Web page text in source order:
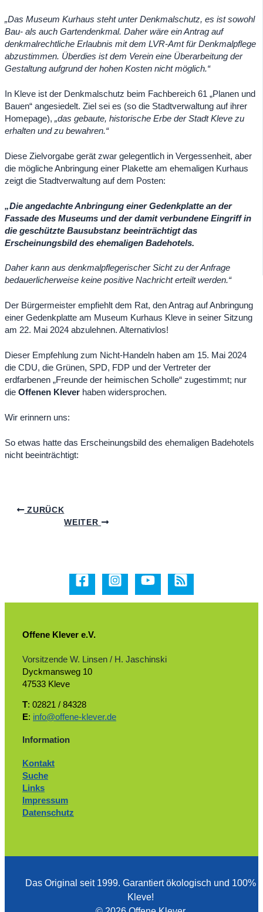
„Das Museum Kurhaus steht unter Denkmalschutz, es ist sowohl
Bau- als auch Gartendenkmal. Daher wäre ein Antrag auf
denkmalrechtliche Erlaubnis mit dem LVR-Amt für Denkmalpflege
abzustimmen. Überdies ist dem Verein eine Überarbeitung der
Gestaltung aufgrund der hohen Kosten nicht möglich.“
In Kleve ist der Denkmalschutz beim Fachbereich 61 „Planen und
Bauen“ angesiedelt. Ziel sei es (so die Stadtverwaltung auf ihrer
Homepage), „das gebaute, historische Erbe der Stadt Kleve zu
erhalten und zu bewahren.“
Diese Zielvorgabe gerät zwar gelegentlich in Vergessenheit, aber
die mögliche Anbringung einer Plakette am ehemaligen Kurhaus
zeigt die Stadtverwaltung auf dem Posten:
„Die angedachte Anbringung einer Gedenkplatte an der
Fassade des Museums und der damit verbundene Eingriff in
die geschützte Bausubstanz beeinträchtigt das
Erscheinungsbild des ehemaligen Badehotels.
Daher kann aus denkmalpflegerischer Sicht zu der Anfrage
bedauerlicherweise keine positive Nachricht erteilt werden.“
Der Bürgermeister empfiehlt dem Rat, den Antrag auf Anbringung
einer Gedenkplatte am Museum Kurhaus Kleve in seiner Sitzung
am 22. Mai 2024 abzulehnen. Alternativlos!
Dieser Empfehlung zum Nicht-Handeln haben am 15. Mai 2024
die CDU, die Grünen, SPD, FDP und der Vertreter der
erdfarbenen „Freunde der heimischen Scholle“ zugestimmt; nur
die Offenen Klever haben widersprochen.
Wir erinnern uns:
So etwas hatte das Erscheinungsbild des ehemaligen Badehotels
nicht beeinträchtigt:
ZURÜCK
WEITER
Offene Klever e.V.
Vorsitzende W. Linsen / H. Jaschinski
Dyckmansweg 10
47533 Kleve
T: 02821 / 84328
E: info@offene-klever.de
Information
Kontakt
Suche
Links
Impressum
Datenschutz
Das Original seit 1999. ­Garantiert ökologisch und 100%
Kleve!